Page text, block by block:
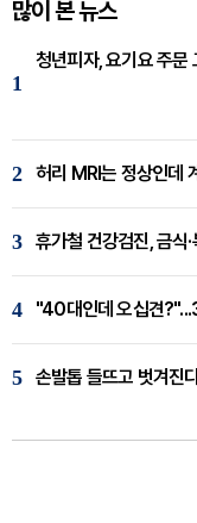
많이 본 뉴스
1
청년피자, 요기요 주문
2 허리 MRI는 정상인데
3 휴가철 건강검진, 금식
4 "40대인데 오십견
5 손발톱 들뜨고 벗겨진